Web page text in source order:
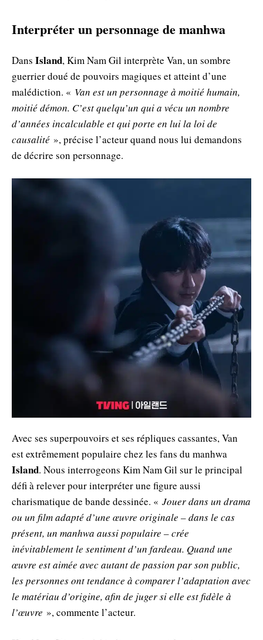
Interpréter un personnage de manhwa
Dans Island, Kim Nam Gil interprète Van, un sombre
guerrier doué de pouvoirs magiques et atteint d’une
malédiction. « Van est un personnage à moitié humain,
moitié démon. C’est quelqu’un qui a vécu un nombre
d’années incalculable et qui porte en lui la loi de
causalité », précise l’acteur quand nous lui demandons
de décrire son personnage.
Avec ses superpouvoirs et ses répliques cassantes, Van
est extrêmement populaire chez les fans du manhwa
Island. Nous interrogeons Kim Nam Gil sur le principal
défi à relever pour interpréter une figure aussi
charismatique de bande dessinée. « Jouer dans un drama
ou un film adapté d’une œuvre originale – dans le cas
présent, un manhwa aussi populaire – crée
inévitablement le sentiment d’un fardeau. Quand une
œuvre est aimée avec autant de passion par son public,
les personnes ont tendance à comparer l’adaptation avec
le matériau d’origine, afin de juger si elle est fidèle à
l’œuvre », commente l’acteur.